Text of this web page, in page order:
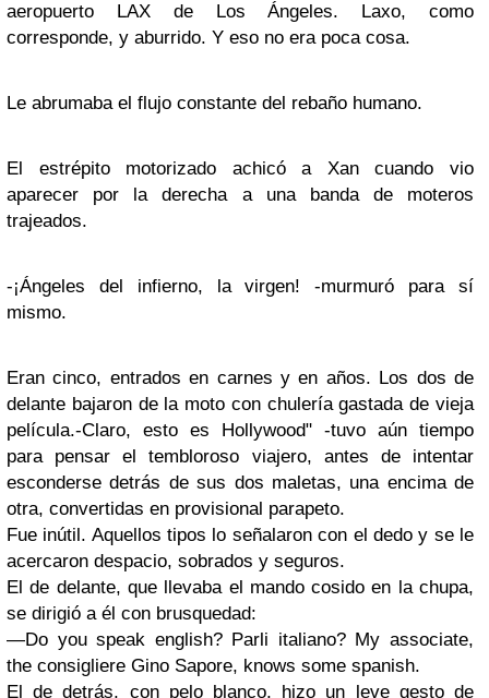
aeropuerto LAX de
Los Ángeles. Laxo, como
corresponde, y aburrido. Y eso no era poca cosa.
Le abrumaba el flujo constante del rebaño humano.
El estrépito motorizado achicó a Xancuando vio
aparecer por la derecha a una banda de moteros
trajeados.
-¡Ángeles del infierno, la virgen! -murmuró para sí
mismo.
Eran cinco, entrados en carnes y en años. Los dos de
delante bajaron de la moto con chulería gastada de vieja
película.-Claro, esto es Hollywood" -tuvo aún tiempo
para pensar el tembloroso viajero, antes de intentar
esconderse detrás de sus dos maletas, una encima de
otra, convertidas en provisional parapeto.
Fue inútil. Aquellos tipos lo señalaron con el dedo y se le
acercaron despacio, sobrados y seguros.
El de delante, que llevaba el mando cosido en la chupa,
se dirigió a él con brusquedad:
—Do you speak english? Parli italiano? My associate,
the consigliere Gino Sapore, knows some spanish.
El de detrás, con pelo blanco, hizo un leve gesto de